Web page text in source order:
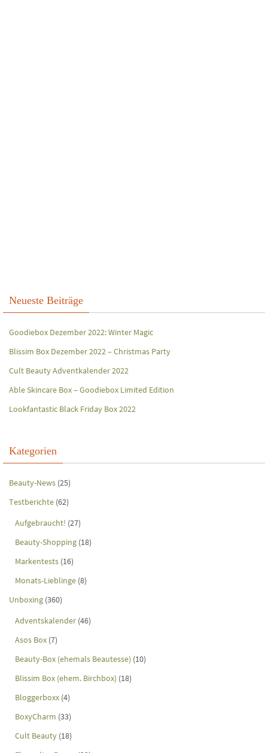
Neueste Beiträge
Goodiebox Dezember 2022: Winter Magic
Blissim Box Dezember 2022 – Christmas Party
Cult Beauty Adventkalender 2022
Able Skincare Box – Goodiebox Limited Edition
Lookfantastic Black Friday Box 2022
Kategorien
Beauty-News (25)
Testberichte (62)
Aufgebraucht! (27)
Beauty-Shopping (18)
Markentests (16)
Monats-Lieblinge (8)
Unboxing (360)
Adventskalender (46)
Asos Box (7)
Beauty-Box (ehemals Beautesse) (10)
Blissim Box (ehem. Birchbox) (18)
Bloggerboxx (4)
BoxyCharm (33)
Cult Beauty (18)